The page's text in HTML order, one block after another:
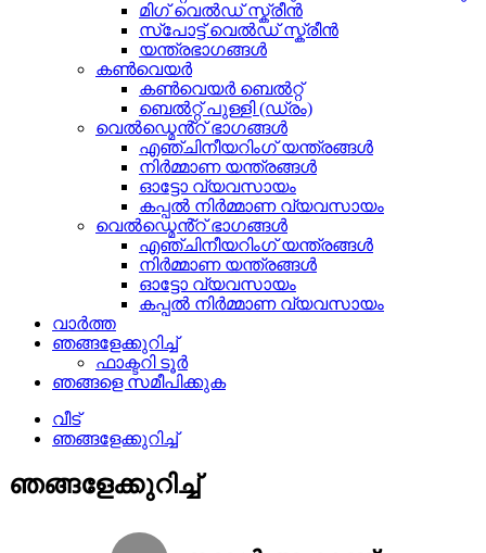
മിഗ് വെൽഡ് സ്ക്രീൻ
സ്പോട്ട് വെൽഡ് സ്ക്രീൻ
യന്ത്രഭാഗങ്ങൾ
കൺവെയർ
കൺവെയർ ബെൽറ്റ്
ബെൽറ്റ് പുള്ളി (ഡ്രം)
വെൽഡ്മെൻ്റ് ഭാഗങ്ങൾ
എഞ്ചിനീയറിംഗ് യന്ത്രങ്ങൾ
നിർമ്മാണ യന്ത്രങ്ങൾ
ഓട്ടോ വ്യവസായം
കപ്പൽ നിർമ്മാണ വ്യവസായം
വെൽഡ്മെൻ്റ് ഭാഗങ്ങൾ
എഞ്ചിനീയറിംഗ് യന്ത്രങ്ങൾ
നിർമ്മാണ യന്ത്രങ്ങൾ
ഓട്ടോ വ്യവസായം
കപ്പൽ നിർമ്മാണ വ്യവസായം
വാർത്ത
ഞങ്ങളേക്കുറിച്ച്
ഫാക്ടറി ടൂർ
ഞങ്ങളെ സമീപിക്കുക
വീട്
ഞങ്ങളേക്കുറിച്ച്
ഞങ്ങളേക്കുറിച്ച്